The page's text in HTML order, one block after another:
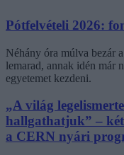
Pótfelvételi 2026:
Néhány óra múlva bezár
lemarad, annak idén már
egyetemet kezdeni.
„A világ
hallgathatjuk” –
a CERN nyári